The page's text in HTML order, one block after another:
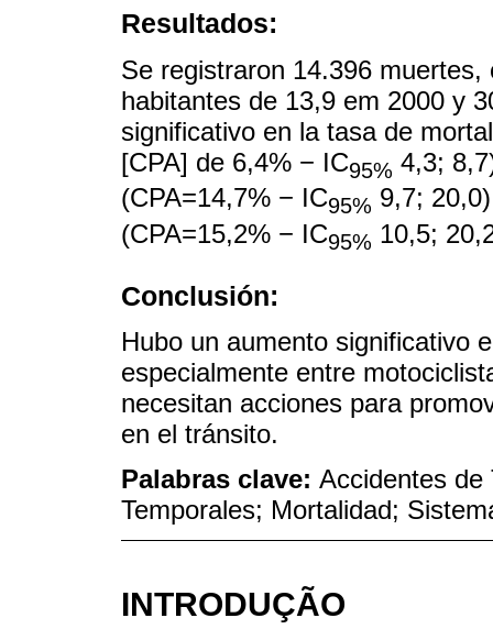
Resultados:
Se registraron 14.396
habitantes de 13,9 em 2000 y
significativo en la tasa de
[CPA] de 6,4% − IC95% 4,3;
(CPA=14,7% − IC95% 9,7;
(CPA=15,2% − IC95% 10,5;
Conclusión:
Hubo un aumento significativo
especialmente entre
necesitan acciones para
en el tránsito.
Palabras clave: Accidentes de
Temporales; Mortalidad;
INTRODUÇÃO